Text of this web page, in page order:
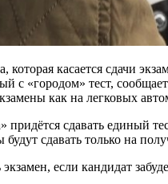
касается сдачи
с «городом» тест,
как на легковых
сдавать единый
сдавать только на
если кандидат